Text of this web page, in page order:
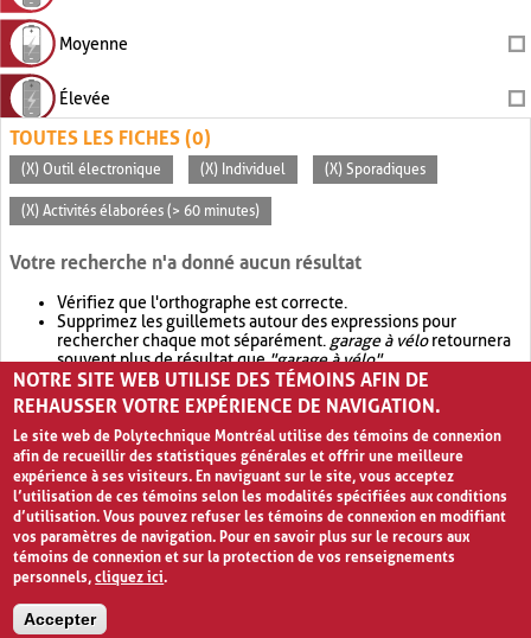
Moyenne
Élevée
TOUTES LES FICHES (0)
(X) Outil électronique (X) Individuel (X) Sporadiques
(X) Activités élaborées (> 60 minutes)
Votre recherche n'a donné aucun résultat
Vérifiez que l'orthographe est correcte.
Supprimez les guillemets autour des expressions pour
rechercher chaque mot séparément. garage à véloretournera
souvent plus de résultat que"garage à vélo".
Envisagez d'élargir votre recherche avec OR.garage OR vélo
retournera souvent plus de résultat quegarage à vélo
NOTRE SITE WEB UTILISE DES TÉMOINS AFIN DE
REHAUSSER VOTRE EXPÉRIENCE DE NAVIGATION.
Le site web de Polytechnique Montréal utilise des témoins de connexion
afin de recueillir des statistiques générales et offrir une meilleure
expérience à ses visiteurs. En naviguant sur le site, vous acceptez
l’utilisation de ces témoins selon les modalités spécifiées aux conditions
d’utilisation. Vous pouvez refuser les témoins de connexion en modifiant
vos paramètres de navigation. Pour en savoir plus sur le recours aux
témoins de connexion et sur la protection de vos renseignements
personnels,cliquez ici.
Accepter